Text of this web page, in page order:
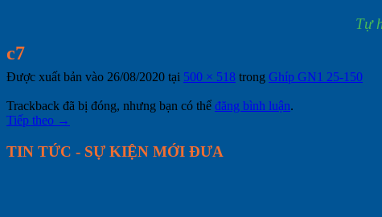
Tự
c7
Được xuất bản vào 26/08/2020 tại 500 × 518 trong Ghíp GN1 25-150
Trackback đã bị đóng, nhưng bạn có thể đăng bình luận.
Tiếp theo →
TIN TỨC - SỰ KIỆN MỚI ĐƯA